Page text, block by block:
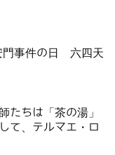
門事件の日 六四天
たちは「茶の湯」
て、テルマエ・ロ